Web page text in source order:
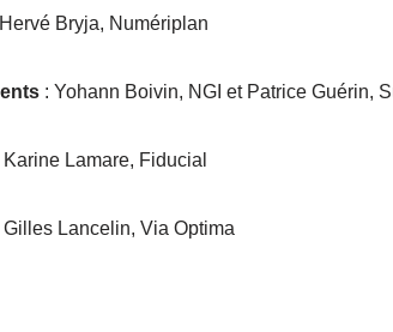
Bryja, Numériplan
: Yohann Boivin, NGI et Patrice Guérin,
Lamare, Fiducial
Lancelin, Via Optima